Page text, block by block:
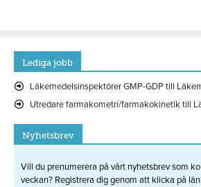
Lediga jobb
Läkemedelsinspektörer GMP-GDP till
Utredare farmakometri/farmakokinetik till
Nyhetsbrev
Vill du prenumerera på vårt nyhetsbrev som
veckan? Registrera dig genom att klicka på